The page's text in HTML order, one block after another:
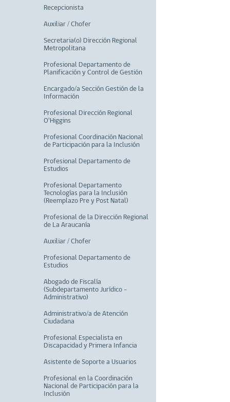
Recepcionista
Auxiliar / Chofer
Secretaria(o) Dirección Regional
Metropolitana
Profesional Departamento de
Planificación y Control de Gestión
Encargado/a Sección Gestión de la
Información
Profesional Dirección Regional
O'Higgins
Profesional Coordinación Nacional
de Participación para la Inclusión
Profesional Departamento de
Estudios
Profesional Departamento
Tecnologías para la Inclusión
(Reemplazo Pre y Post Natal)
Profesional de la Dirección Regional
de La Araucanía
Auxiliar / Chofer
Profesional Departamento de
Estudios
Abogado de Fiscalía
(Subdepartamento Jurídico -
Administrativo)
Administrativo/a de Atención
Ciudadana
Profesional Especialista en
Discapacidad y Primera Infancia
Asistente de Soporte a Usuarios
Profesional en la Coordinación
Nacional de Participación para la
Inclusión